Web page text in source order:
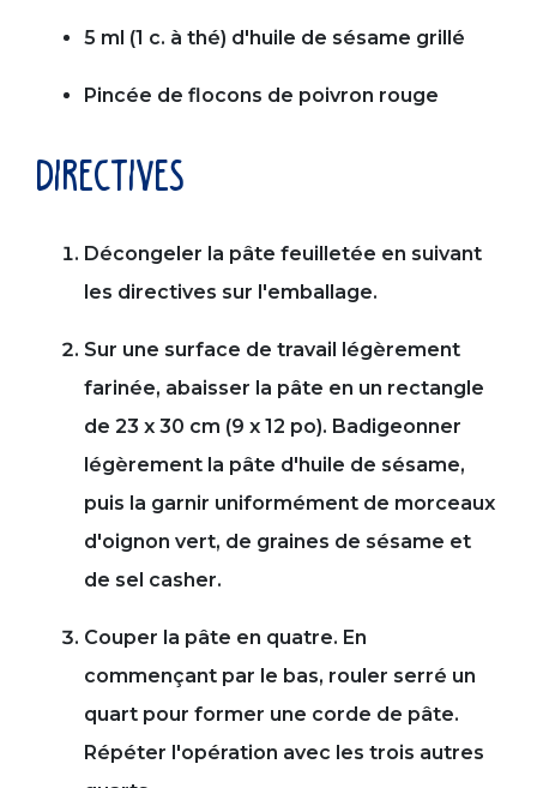
5 ml (1 c. à thé) d'huile de sésame grillé
Pincée de flocons de poivron rouge
directives
Décongeler la pâte feuilletée en suivant
les directives sur l'emballage.
Sur une surface de travail légèrement
farinée, abaisser la pâte en un rectangle
de 23 x 30 cm (9 x 12 po). Badigeonner
légèrement la pâte d'huile de sésame,
puis la garnir uniformément de morceaux
d'oignon vert, de graines de sésame et
de sel casher.
Couper la pâte en quatre. En
commençant par le bas, rouler serré un
quart pour former une corde de pâte.
Répéter l'opération avec les trois autres